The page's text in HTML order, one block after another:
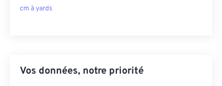
cm à yards
Vos données, notre priorité